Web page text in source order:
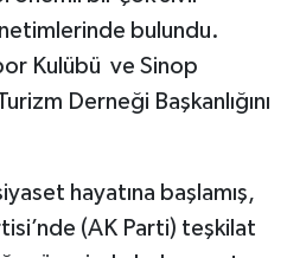
bulundu.
Kulübü ve Sinop
Derneği Başkanlığını
hayatına başlamış,
(AK Parti) teşkilat